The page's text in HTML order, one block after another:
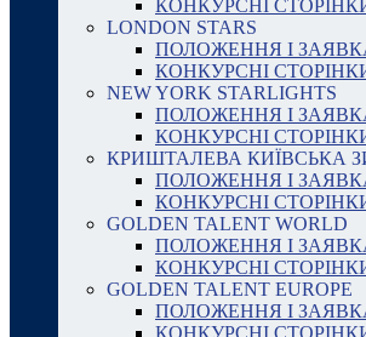
КОНКУРСНІ
LONDON STARS
ПОЛОЖЕННЯ І
КОНКУРСНІ
NEW YORK STARLIGHTS
ПОЛОЖЕННЯ І
КОНКУРСНІ
КРИШТАЛЕВА КИЇВСЬКА
ПОЛОЖЕННЯ І
КОНКУРСНІ
GOLDEN TALENT WORLD
ПОЛОЖЕННЯ І
КОНКУРСНІ
GOLDEN TALENT EUROPE
ПОЛОЖЕННЯ І
КОНКУРСНІ